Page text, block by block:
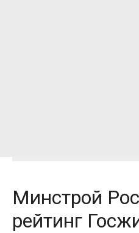
Минстрой
рейтинг